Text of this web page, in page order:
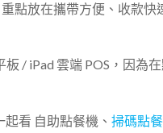
重點放在攜帶方便、收款
板 / iPad 雲端 POS，因為
起看 自助點餐機、 掃碼點餐